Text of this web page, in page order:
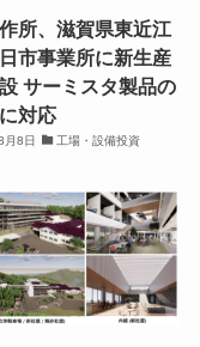
所、滋賀県東近江
市事業所に新生産
サーミスタ製品の
対応
月8日 工場・設備投資